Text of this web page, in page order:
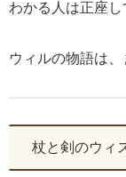
わかる人は正座し
ウィルの物語は、
杖と剣のウィ